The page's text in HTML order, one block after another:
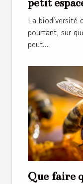
petit
La biodiversité
pourtant, sur
peut...
Que faire